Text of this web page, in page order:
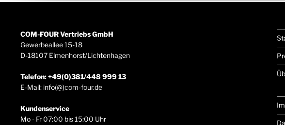
COM-FOUR Vertriebs GmbH
Gewerbeallee 15-18
D-18107 Elmenhorst/Lichtenhagen
Telefon: +49(0)381/448 999 13
E-Mail: info(@)com-four.de
Kundenservice
Mo - Fr 07:00 bis 15:00 Uhr